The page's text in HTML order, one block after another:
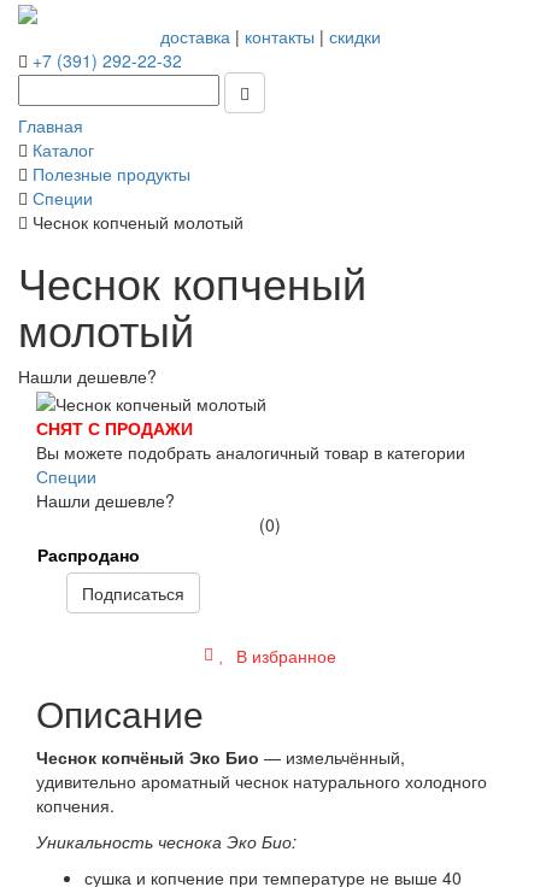
доставка| контакты | скидки
+7 (391) 292-22-32
Главная
Каталог
Полезные продукты
Специи
Чеснок копченый молотый
Чеснок копченый
молотый
Нашли дешевле?
СНЯТ С ПРОДАЖИ
Вы можете подобрать аналогичный товар в категории
Специи
Нашли дешевле?
(0)
Распродано
Подписаться
В избранное
Описание
Чеснок копчёный Эко Био — измельчённый,
удивительно ароматный чеснок натурального холодного
копчения.
Уникальность чеснока Эко Био:
сушка и копчение при температуре не выше 40